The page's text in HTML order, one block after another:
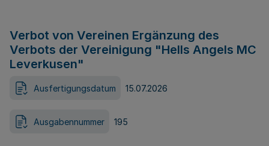
Verbot von Vereinen Ergänzung des
Verbots der Vereinigung "Hells Angels MC
Leverkusen"
Ausfertigungsdatum 15.07.2026
Ausgabennummer 195